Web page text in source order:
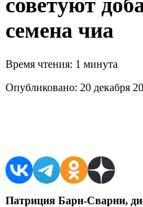
советуют
семена чиа
Время чтения: 1 минута
Опубликовано: 20 декабря
Патриция Барн-Сварни,